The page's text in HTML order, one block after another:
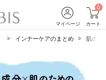
マイページ
0
カート
インナーケアのまとめ 肌のた